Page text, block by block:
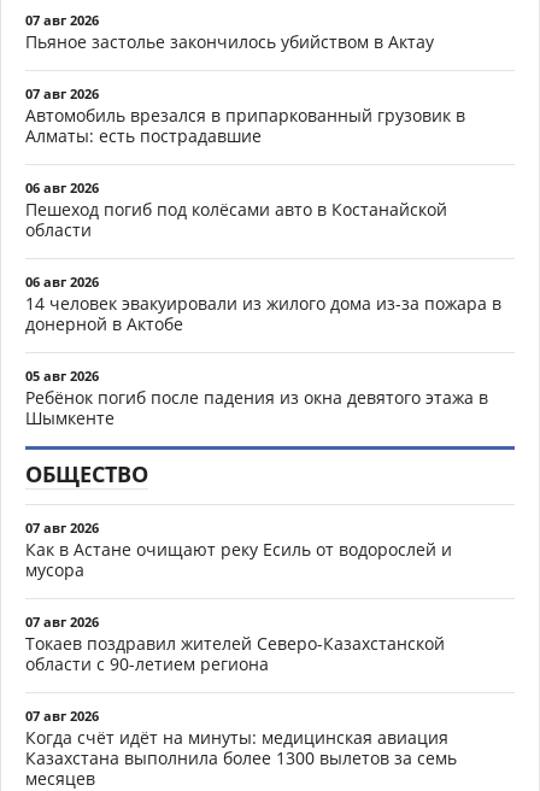
07 авг 2026
Пьяное застолье закончилось убийством в Актау
07 авг 2026
Автомобиль врезался в припаркованный грузовик в
Алматы: есть пострадавшие
06 авг 2026
Пешеход погиб под колёсами авто в Костанайской
области
06 авг 2026
14 человек эвакуировали из жилого дома из-за пожара в
донерной в Актобе
05 авг 2026
Ребёнок погиб после падения из окна девятого этажа в
Шымкенте
ОБЩЕСТВО
07 авг 2026
Как в Астане очищают реку Есиль от водорослей и
мусора
07 авг 2026
Токаев поздравил жителей Северо-Казахстанской
области с 90-летием региона
07 авг 2026
Когда счёт идёт на минуты: медицинская авиация
Казахстана выполнила более 1300 вылетов за семь
месяцев